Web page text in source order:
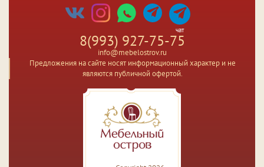
чат
8(993) 927-75-75
info@mebelostrov.ru
Предложения на сайте носят информационный характер и не
являются публичной офертой.